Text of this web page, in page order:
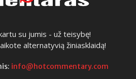
su jumis - už teisybę!
alternatyvią žiniasklaidą!
info@hotcommentary.com